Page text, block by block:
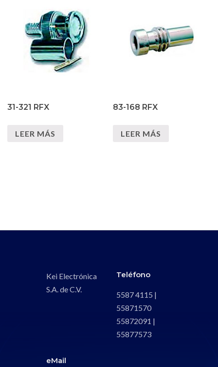
31-321 RFX
LEER MÁS
83-168 RFX
LEER MÁS
Kei Electrónica
S.A. de C.V.
Teléfono
5587 4115 |
55871570
55872091 |
55877573
eMail